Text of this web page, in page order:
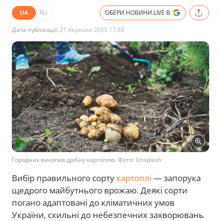
UA RU ОБЕРИ НОВИНИ.LIVE В
Дата публікації:21 березня 2025 17:58
Городник викопав дрібну картоплю. Фото: Unsplash
Вибір правильного сорту картоплі — запорука
щедрого майбутнього врожаю. Деякі сорти
погано адаптовані до кліматичних умов
України, схильні до небезпечних захворювань